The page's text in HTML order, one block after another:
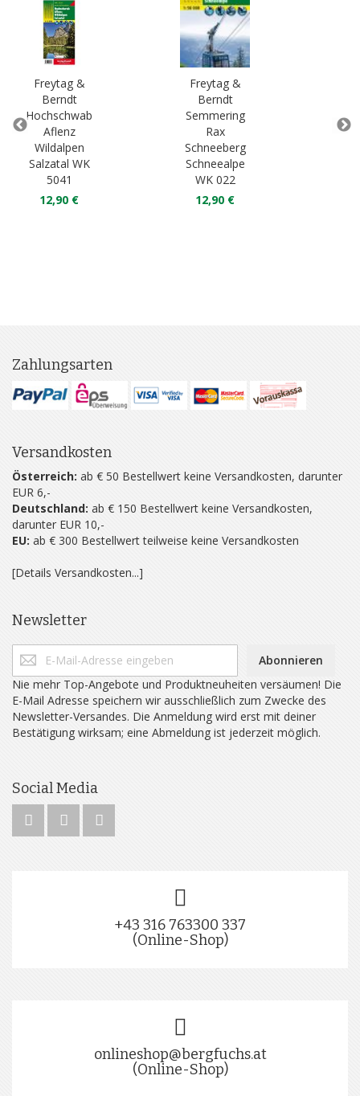
Freytag &
Berndt
Hochschwab
Aflenz
Wildalpen
Salzatal WK
5041
12,90 €
Freytag &
Berndt
Semmering
Rax
Schneeberg
Schneealpe
WK 022
12,90 €
Zahlungsarten
Versandkosten
Österreich: ab € 50 Bestellwert keine Versandkosten, darunter
EUR 6,-
Deutschland: ab € 150 Bestellwert keine Versandkosten,
darunter EUR 10,-
EU: ab € 300 Bestellwert teilweise keine Versandkosten
[Details Versandkosten...]
Newsletter
Abonnieren
Nie mehr Top-Angebote und Produktneuheiten versäumen! Die
E-Mail Adresse speichern wir ausschließlich zum Zwecke des
Newsletter-Versandes. Die Anmeldung wird erst mit deiner
Bestätigung wirksam; eine Abmeldung ist jederzeit möglich.
Social Media
+43 316 763300 337
(Online-Shop)
onlineshop@bergfuchs.at
(Online-Shop)